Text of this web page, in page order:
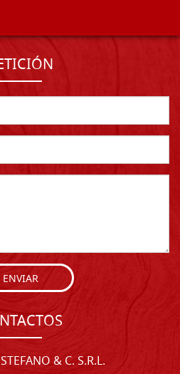
ENVIAR
& C. S.R.L.